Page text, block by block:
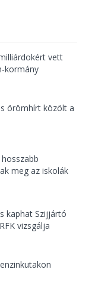
vett
kormány
örömhírt közölt a
meg az iskolák
kaphat Szijjártó
vizsgálja